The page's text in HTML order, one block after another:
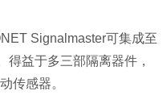
Signalmaster可集成至
得益于多三部隔离器件，
传感器。